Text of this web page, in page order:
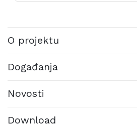
O projektu
Događanja
Novosti
Download